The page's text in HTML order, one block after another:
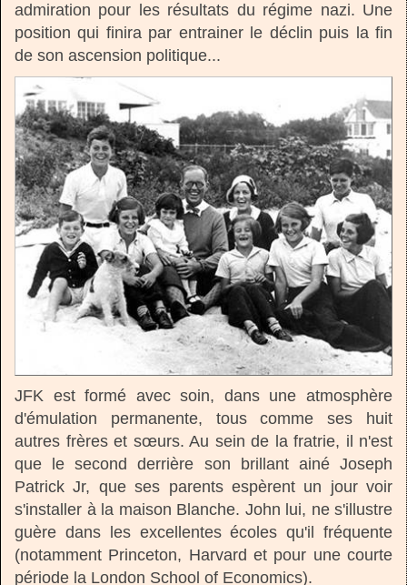
admiration pour les résultats du régime nazi. Une
position qui finira par entrainer le déclin puis la fin
de son ascension politique...
JFK est formé avec soin, dans une atmosphère
d'émulation permanente, tous comme ses huit
autres frères et sœurs. Au sein de la fratrie, il n'est
que le second derrière son brillant ainé Joseph
Patrick Jr, que ses parents espèrent un jour voir
s'installer à la maison Blanche. John lui, ne s'illustre
guère dans les excellentes écoles qu'il fréquente
(notamment Princeton, Harvard et pour une courte
période la London School of Economics).